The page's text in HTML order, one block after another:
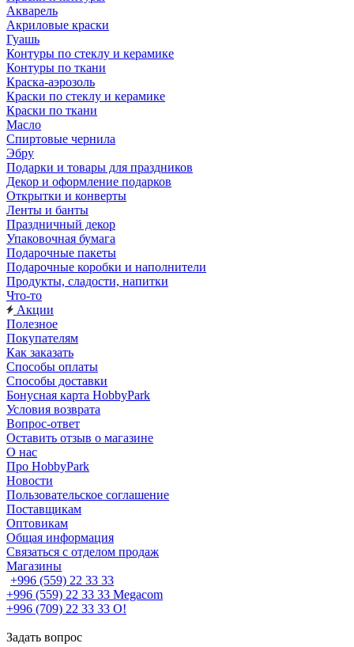
Акварель
Акриловые краски
Гуашь
Контуры по стеклу и керамике
Контуры по ткани
Краска-аэрозоль
Краски по стеклу и керамике
Краски по ткани
Масло
Спиртовые чернила
Эбру
Подарки и товары для праздников
Декор и оформление подарков
Открытки и конверты
Ленты и банты
Праздничный декор
Упаковочная бумага
Подарочные пакеты
Подарочные коробки и наполнители
Продукты, сладости, напитки
Что-то
Акции
Полезное
Покупателям
Как заказать
Способы оплаты
Способы доставки
Бонусная карта HobbyPark
Условия возврата
Вопрос-ответ
Оставить отзыв о магазине
О нас
Про HobbyPark
Новости
Пользовательское соглашение
Поставщикам
Оптовикам
Общая информация
Связаться с отделом продаж
Магазины
+996 (559) 22 33 33
+996 (559) 22 33 33 Megacom
+996 (709) 22 33 33 O!
Задать вопрос